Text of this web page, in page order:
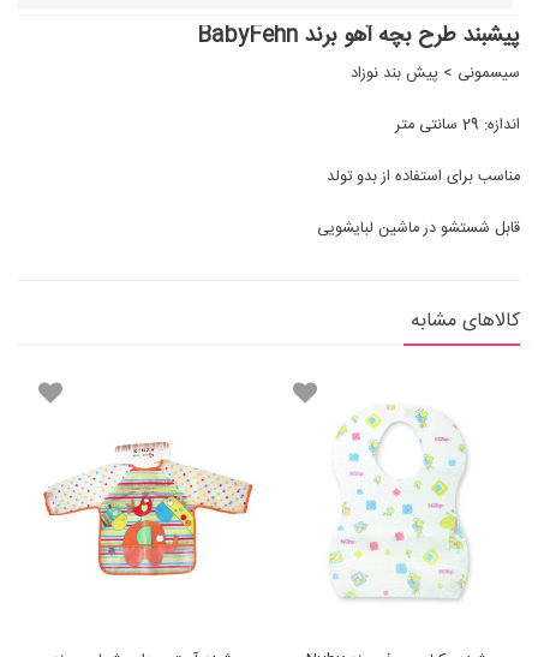
پیشبند طرح بچه آهو برند BabyFehn
سیسمونی > پیش بند نوزاد
اندازه: 29 سانتی متر
مناسب برای استفاده از بدو تولد
قابل شستشو در ماشین لبایشویی
کالاهای مشابه